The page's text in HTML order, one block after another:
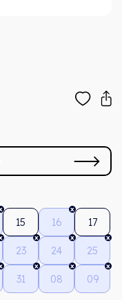
15 16 17
23 24 25
31 08 09